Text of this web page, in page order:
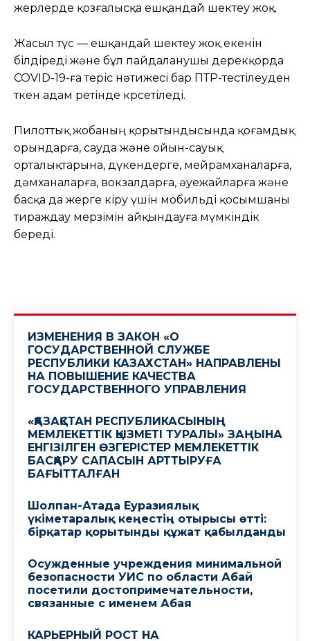
жерлерде қозғалысқа ешқандай шектеу жоқ.
Жасыл түс — ешқандай шектеу жоқ екенін
білдіреді және бұл пайдаланушы дерекқорда
COVID-19-ға теріс нәтижесі бар ПТР-тестілеуден
өткен адам ретінде көрсетіледі.
Пилоттық жобаның қорытындысында қоғамдық
орындарға, сауда және ойын-сауық
орталықтарына, дүкендерге, мейрамханаларға,
дәмханаларға, вокзалдарға, әуежайларға және
басқа да жерге кіру үшін мобильді қосымшаны
тираждау мерзімін айқындауға мүмкіндік
береді.
ИЗМЕНЕНИЯ В ЗАКОН «О
ГОСУДАРСТВЕННОЙ СЛУЖБЕ
РЕСПУБЛИКИ КАЗАХСТАН» НАПРАВЛЕНЫ
НА ПОВЫШЕНИЕ КАЧЕСТВА
ГОСУДАРСТВЕННОГО УПРАВЛЕНИЯ
«ҚАЗАҚСТАН РЕСПУБЛИКАСЫНЫҢ
МЕМЛЕКЕТТІК ҚЫЗМЕТІ ТУРАЛЫ» ЗАҢЫНА
ЕНГІЗІЛГЕН ӨЗГЕРІСТЕР МЕМЛЕКЕТТІК
БАСҚАРУ САПАСЫН АРТТЫРУҒА
БАҒЫТТАЛҒАН
Шолпан-Атада Еуразиялық
үкіметаралық кеңестің отырысы өтті:
бірқатар қорытынды құжат қабылданды
Осужденные учреждения минимальной
безопасности УИС по области Абай
посетили достопримечательности,
связанные с именем Абая
КАРЬЕРНЫЙ РОСТ НА